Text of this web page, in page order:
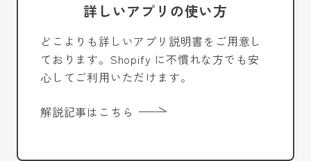
詳しいアプリの使い方
どこよりも詳しいアプリ説明書をご用意し
ております。Shopify に不慣れな方でも安
心してご利用いただけます。
解説記事はこちら